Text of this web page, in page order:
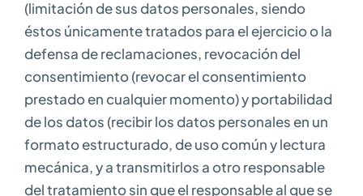
(limitación de sus datos personales, siendo
éstos únicamente tratados para el ejercicio o la
defensa de reclamaciones, revocación del
consentimiento (revocar el consentimiento
prestado en cualquier momento) y portabilidad
de los datos (recibir los datos personales en un
formato estructurado, de uso común y lectura
mecánica, y a transmitirlos a otro responsable
del tratamiento sin que el responsable al que se